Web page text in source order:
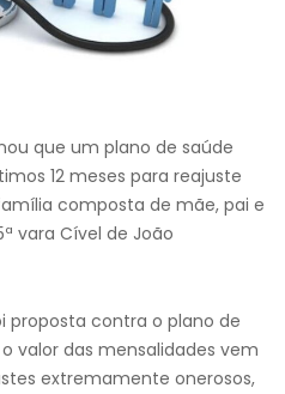
que um plano de saúde
12 meses para reajuste
composta de mãe, pai e
vara Cível de João
proposta contra o plano de
valor das mensalidades vem
extremamente onerosos,